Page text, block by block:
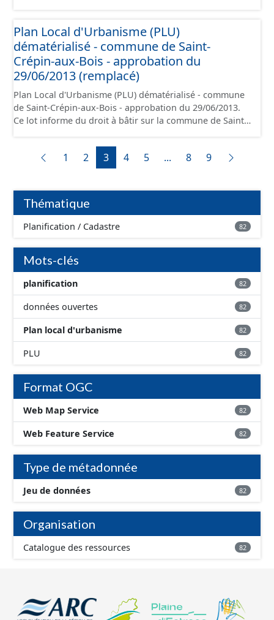
contient les pièces administratives, le rapport de
présentation, le PADD, le règlement (à l'exception des
plans de zonages), les annexes, les orientations
d'aménagement et les données géographiques. Malgré
l'attention portée à la création de ces données, il est
rappelé que seuls les documents papier font foi et sont
opposables d'un point de vue juridique.
Plan Local d'Urbanisme (PLU)
dématérialisé - commune de Saint-
Crépin-aux-Bois - approbation du
29/06/2013 (remplacé)
Plan Local d'Urbanisme (PLU) dématérialisé - commune
de Saint-Crépin-aux-Bois - approbation du 29/06/2013.
Ce lot informe du droit à bâtir sur la commune de Saint-
conformément aux prescriptions nationales du CNIG et
contient les pièces administratives, le rapport de
présentation, le PADD, le règlement (à l'exception des
d'aménagement et les données géographiques. Malgré
l'attention portée à la création de ces données, il est
rappelé que seuls les documents papier font foi et sont
1 2 3 4 5 ... 8 9
Thématique
Planification / Cadastre 82
Mots-clés
planification 82
données ouvertes 82
Plan local d'urbanisme 82
PLU 82
Format OGC
Web Map Service 82
Web Feature Service 82
Type de métadonnée
Jeu de données 82
Organisation
Catalogue des ressources 82